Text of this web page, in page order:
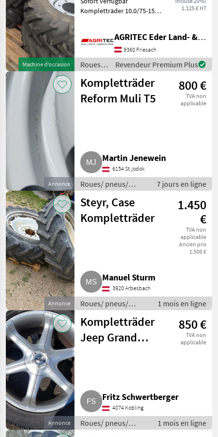
Machine d’occasion
Felge 9.00x15,3
ET 4
1.125 € HT
Kompletträder 10.0/75-15, 3
Hoflader 2036 zB. Taille des
roues (diamètre de la
jante): 15 pouces, Roues, R
AGRITEC Eder Land- & Forsttechnik GmbH
9360 Friesach
Roues/
pneus/
jantes /
Sonstige
Revendeur Premium Plus
Annonce
Kompletträder
Reform Muli T5
800 €
TVA non
applicable
Martin Jenewein
6154 St.jodok
Roues/ pneus/
jantes / Roues
complètes
7 jours en ligne
Annonce
Steyr, Case
Kompletträder
1.450
€
TVA non
applicable
Ancien prix
1.500 €
Manuel Sturm
3920 Arbesbach
Roues/ pneus/
jantes / Roues
complètes
1 mois en ligne
Annonce
Kompletträder
Jeep Grand
850 €
TVA non
applicable
Fritz Schwertberger
4074 Kobling
Roues/ pneus/
jantes / Roues
1 mois en ligne